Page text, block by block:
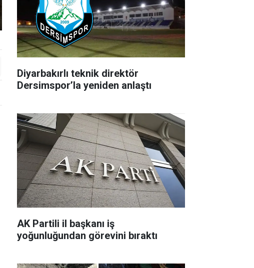
Diyarbakırlı teknik direktör
Dersimspor’la yeniden anlaştı
AK Partili il başkanı iş
yoğunluğundan görevini bıraktı